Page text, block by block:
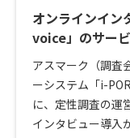
オンラインイン
voice」のサー
アスマーク（調査
ーシステム「i-
に、定性調査の運
インタビュー導入